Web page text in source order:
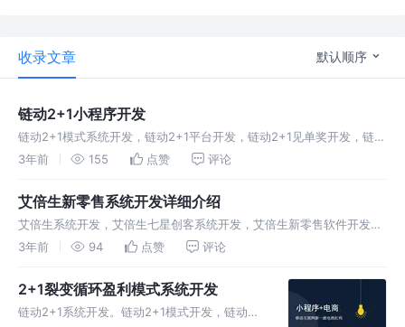
收录文章 默认顺序
链动2+1小程序开发
链动2+1模式系统开发，链动2+1平台开发，链动2+1见单奖开发，链动
2+1小程序开发，2+1链动模式开发 产业互联网与互联网之间是有
3年前 155 点赞 评论
艾倍生新零售系统开发详细介绍
艾倍生系统开发，艾倍生七星创客系统开发，艾倍生新零售软件开发，
艾倍生模式小程序开发，艾倍生商城平台搭建 当金融科技的发展进
如说是一次自
3年前 94 点赞 评论
2+1裂变循环盈利模式系统开发
链动2+1系统开发。链动2+1模式开发，链动